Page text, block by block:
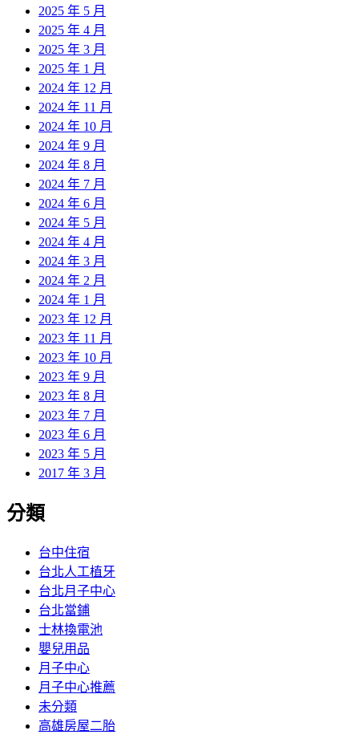
2025 年 5 月
2025 年 4 月
2025 年 3 月
2025 年 1 月
2024 年 12 月
2024 年 11 月
2024 年 10 月
2024 年 9 月
2024 年 8 月
2024 年 7 月
2024 年 6 月
2024 年 5 月
2024 年 4 月
2024 年 3 月
2024 年 2 月
2024 年 1 月
2023 年 12 月
2023 年 11 月
2023 年 10 月
2023 年 9 月
2023 年 8 月
2023 年 7 月
2023 年 6 月
2023 年 5 月
2017 年 3 月
分類
台中住宿
台北人工植牙
台北月子中心
台北當鋪
士林換電池
嬰兒用品
月子中心
月子中心推薦
未分類
高雄房屋二胎